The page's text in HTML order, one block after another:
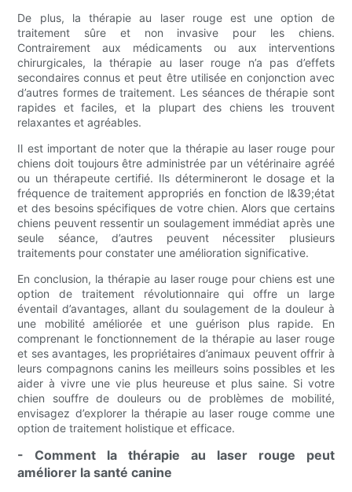
De plus, la thérapie au laser rouge est une option de
traitement sûre et non invasive pour les chiens.
Contrairement aux médicaments ou aux interventions
chirurgicales, la thérapie au laser rouge n’a pas d’effets
secondaires connus et peut être utilisée en conjonction avec
d’autres formes de traitement. Les séances de thérapie sont
rapides et faciles, et la plupart des chiens les trouvent
relaxantes et agréables.
Il est important de noter que la thérapie au laser rouge pour
chiens doit toujours être administrée par un vétérinaire agréé
ou un thérapeute certifié. Ils détermineront le dosage et la
fréquence de traitement appropriés en fonction de l&39;état
et des besoins spécifiques de votre chien. Alors que certains
chiens peuvent ressentir un soulagement immédiat après une
seule séance, d’autres peuvent nécessiter plusieurs
traitements pour constater une amélioration significative.
En conclusion, la thérapie au laser rouge pour chiens est une
option de traitement révolutionnaire qui offre un large
éventail d’avantages, allant du soulagement de la douleur à
une mobilité améliorée et une guérison plus rapide. En
comprenant le fonctionnement de la thérapie au laser rouge
et ses avantages, les propriétaires d’animaux peuvent offrir à
leurs compagnons canins les meilleurs soins possibles et les
aider à vivre une vie plus heureuse et plus saine. Si votre
chien souffre de douleurs ou de problèmes de mobilité,
envisagez d’explorer la thérapie au laser rouge comme une
option de traitement holistique et efficace.
- Comment la thérapie au laser rouge peut
améliorer la santé canine